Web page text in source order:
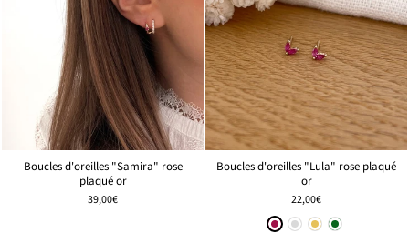
Boucles d'oreilles "Samira" rose
plaqué or
39,00€
Boucles d'oreilles "Lula" rose plaqué
or
22,00€